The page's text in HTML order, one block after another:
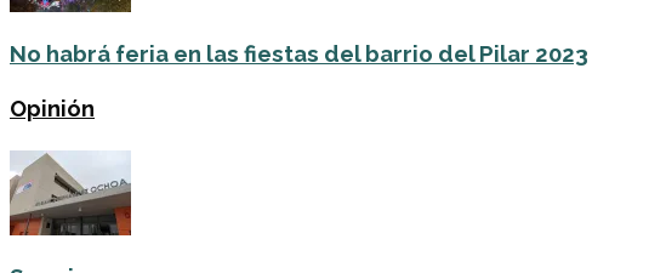
No habrá feria en las fiestas del barrio del Pilar 2023
Opinión